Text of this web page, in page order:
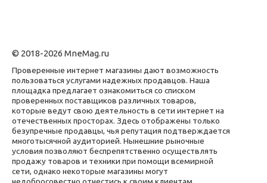
© 2018-2026 MneMag.ru
Проверенные интернет магазины дают возможность
пользоваться услугами надежных продавцов. Наша
площадка предлагает ознакомиться со списком
проверенных поставщиков различных товаров,
которые ведут свою деятельность в сети интернет на
отечественных просторах. Здесь отображены только
безупречные продавцы, чья репутация подтверждается
многотысячной аудиторией. Нынешние рыночные
условия позволяют беспрепятственно осуществлять
продажу товаров и техники при помощи всемирной
сети, однако некоторые магазины могут
недобросовестно отнестись к своим клиентам,